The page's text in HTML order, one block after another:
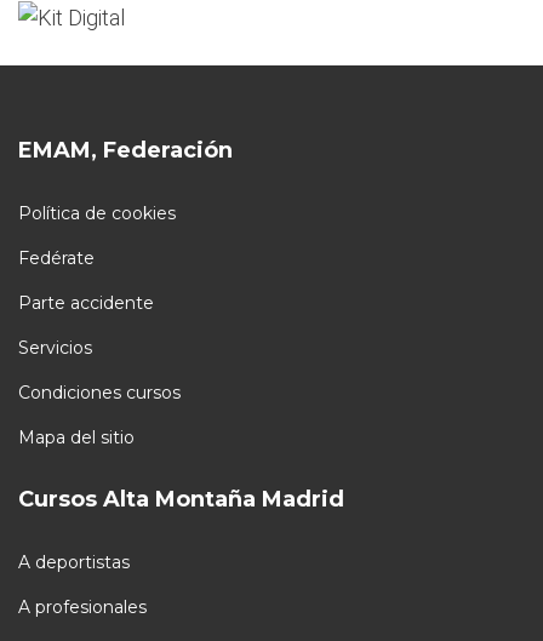
EMAM, Federación
Política de cookies
Fedérate
Parte accidente
Servicios
Condiciones cursos
Mapa del sitio
Cursos Alta Montaña Madrid
A deportistas
A profesionales